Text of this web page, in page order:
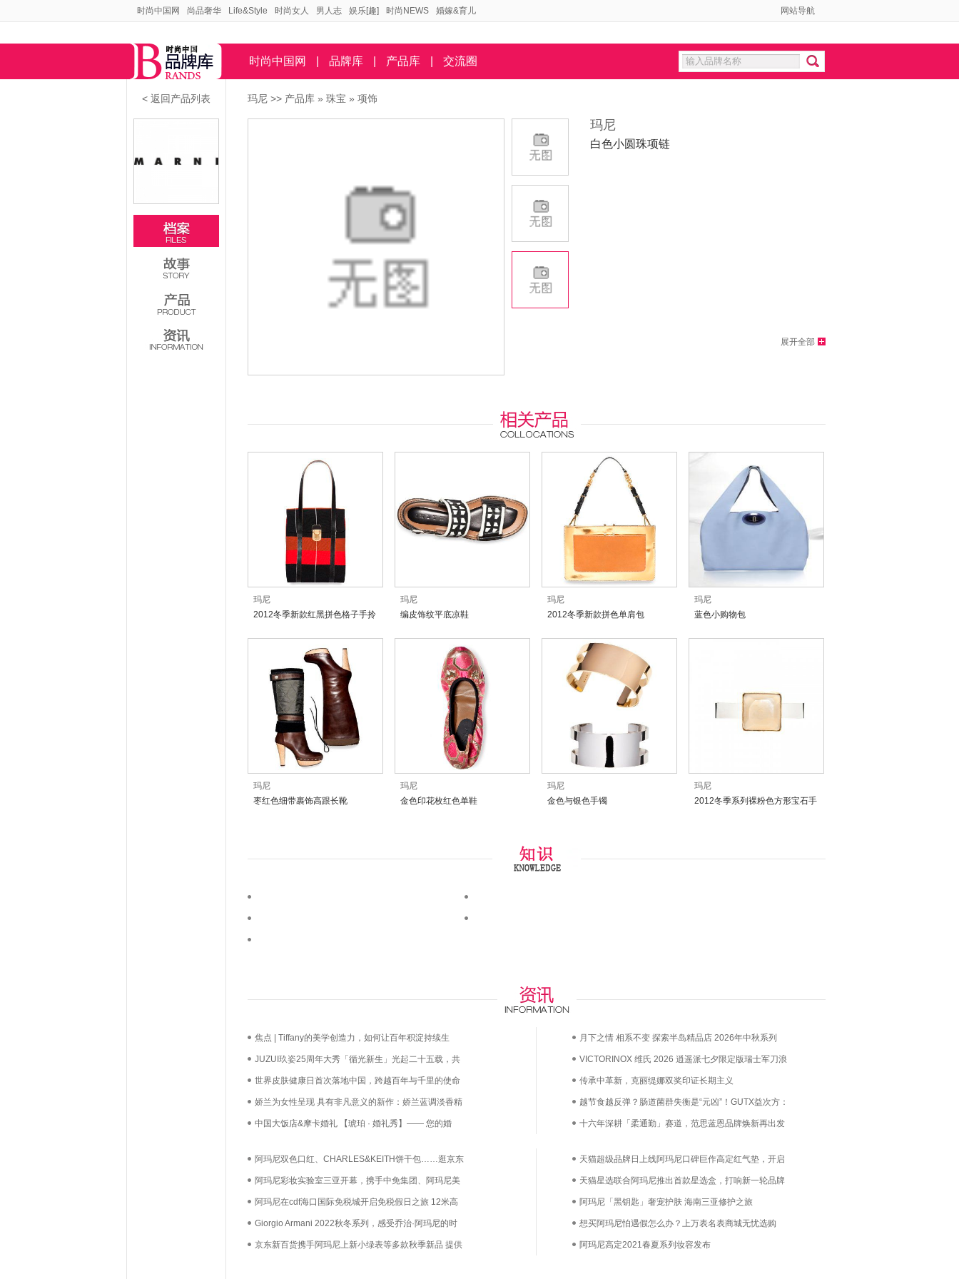
时尚中国网 尚品奢华 Life&Style 时尚女人 男人志 娱乐[趣] 时尚NEWS 婚嫁&育儿 网站导航
时尚中国网 品牌库 产品库 交流圈
< 返回产品列表 玛尼 >> 产品库 » 珠宝 » 项饰
玛尼
白色小圆珠项链
展开全部
玛尼
2012冬季新款红黑拼色格子手拎
玛尼
编皮饰纹平底凉鞋
玛尼
2012冬季新款拼色单肩包
玛尼
蓝色小购物包
玛尼
枣红色细带裹饰高跟长靴
玛尼
金色印花枚红色单鞋
玛尼
金色与银色手镯
玛尼
2012冬季系列裸粉色方形宝石手
焦点 | Tiffany的美学创造力，如何让百年积淀持续生
长？
JUZUI玖姿25周年大秀「循光新生」光起二十五载，共
启新生优雅
世界皮肤健康日首次落地中国，跨越百年与千里的使命
必达
娇兰为女性呈现 具有非凡意义的新作：娇兰蓝调淡香精
中国大饭店&摩卡婚礼 【琥珀 · 婚礼秀】—— 您的婚
月下之情 相系不变 探索半岛精品店 2026年中秋系列
VICTORINOX 维氏 2026 逍遥派七夕限定版瑞士军刀浪
漫上市——凝萃瑞士匠心，赴约月书赤绳
传承中革新，克丽缇娜双奖印证长期主义
越节食越反弹？肠道菌群失衡是“元凶”！GUTX益次方：
鲜活益生菌直达肠道，养出你的“易瘦体质”
十六年深耕「柔通勤」赛道，范思蓝恩品牌焕新再出发
阿玛尼双色口红、CHARLES&KEITH饼干包……逛京东
520礼遇季选潮流好物送闺蜜
阿玛尼彩妆实验室三亚开幕，携手中免集团、阿玛尼美
妆全球品牌代言人易烊千玺共襄盛举
阿玛尼在cdf海口国际免税城开启免税假日之旅 12米高
巨型摩天轮许下节日浪漫心愿
Giorgio Armani 2022秋冬系列，感受乔治·阿玛尼的时
尚魅力
京东新百货携手阿玛尼上新小绿表等多款秋季新品 提供
天猫超级品牌日上线阿玛尼口碑巨作高定红气垫，开启
全新美妆篇章
天猫星选联合阿玛尼推出首款星选盒，打响新一轮品牌
拉新突围战
阿玛尼「黑钥匙」奢宠护肤 海南三亚修护之旅
想买阿玛尼怕遇假怎么办？上万表名表商城无忧选购
阿玛尼高定2021春夏系列妆容发布